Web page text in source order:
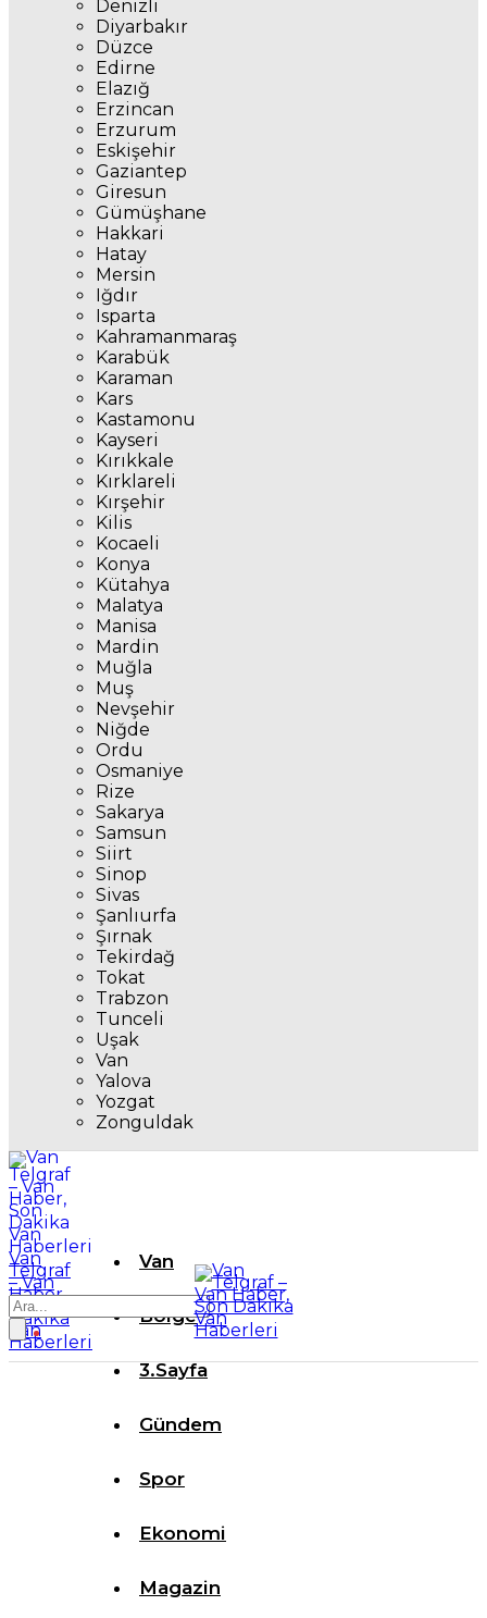
Denizli
Diyarbakır
Düzce
Edirne
Elazığ
Erzincan
Erzurum
Eskişehir
Gaziantep
Giresun
Gümüşhane
Hakkari
Hatay
Mersin
Iğdır
Isparta
Kahramanmaraş
Karabük
Karaman
Kars
Kastamonu
Kayseri
Kırıkkale
Kırklareli
Kırşehir
Kilis
Kocaeli
Konya
Kütahya
Malatya
Manisa
Mardin
Muğla
Muş
Nevşehir
Niğde
Ordu
Osmaniye
Rize
Sakarya
Samsun
Siirt
Sinop
Sivas
Şanlıurfa
Şırnak
Tekirdağ
Tokat
Trabzon
Tunceli
Uşak
Van
Yalova
Yozgat
Zonguldak
Van
Telgraf
– Van
Haber,
Son
Dakika
Van
Haberleri
Van
Bölge
3.Sayfa
Gündem
Spor
Ekonomi
Magazin